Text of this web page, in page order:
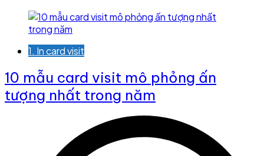
1. In card visit
10 mẫu card visit mô phỏng ấn
tượng nhất trong năm